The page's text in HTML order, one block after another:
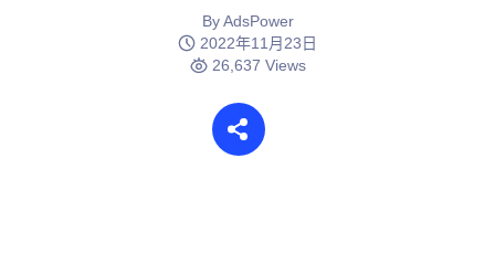
By AdsPower
2022年11月23日
26,637 Views